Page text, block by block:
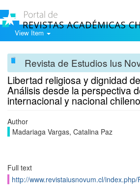
View Item
Revista de Estudios Ius
Libertad religiosa y dignidad
Análisis desde la perspectiva
internacional y nacional chileno
Author
Madariaga Vargas, Catalina Paz
Full text
http://www.revistaiusnovum.cl/